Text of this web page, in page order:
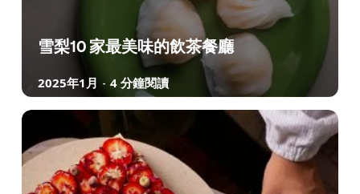
雪梨10 家最美味的飲茶餐廳
2025年1月 - 4 分鐘閱讀